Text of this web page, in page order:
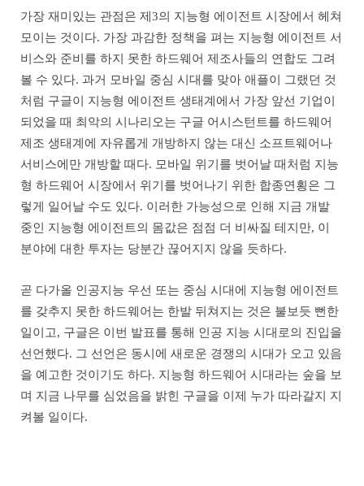
가장 재미있는 관점은 제3의 지능형 에이전트 시장에서 헤쳐
모이는 것이다. 가장 과감한 정책을 펴는 지능형 에이전트 서
비스와 준비를 하지 못한 하드웨어 제조사들의 연합도 그려
볼 수 있다. 과거 모바일 중심 시대를 맞아 애플이 그랬던 것
처럼 구글이 지능형 에이전트 생태계에서 가장 앞선 기업이
되었을 때 최악의 시나리오는 구글 어시스턴트를 하드웨어
제조 생태계에 자유롭게 개방하지 않는 대신 소프트웨어나
서비스에만 개방할 때다. 모바일 위기를 벗어날 때처럼 지능
형 하드웨어 시장에서 위기를 벗어나기 위한 합종연횡은 그
렇게 일어날 수도 있다. 이러한 가능성으로 인해 지금 개발
중인 지능형 에이전트의 몸값은 점점 더 비싸질 테지만, 이
분야에 대한 투자는 당분간 끊어지지 않을 듯하다.
곧 다가올 인공지능 우선 또는 중심 시대에 지능형 에이전트
를 갖추지 못한 하드웨어는 한발 뒤쳐지는 것은 불보듯 뻔한
일이고, 구글은 이번 발표를 통해 인공 지능 시대로의 진입을
선언했다. 그 선언은 동시에 새로운 경쟁의 시대가 오고 있음
을 예고한 것이기도 하다. 지능형 하드웨어 시대라는 숲을 보
며 지금 나무를 심었음을 밝힌 구글을 이제 누가 따라갈지 지
켜볼 일이다.